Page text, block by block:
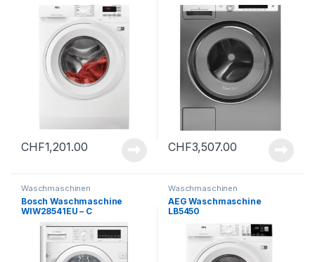
CHF1,201.00 CHF3,507.00
Waschmaschinen
Bosch Waschmaschine
WIW28541EU – C
Waschmaschinen
AEG Waschmaschine
LB5450